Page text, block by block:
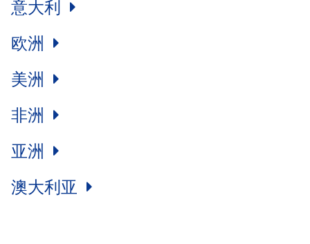
意大利
欧洲
美洲
非洲
亚洲
澳大利亚